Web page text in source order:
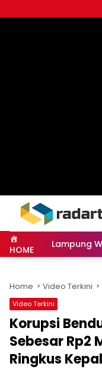
to
HOME Lampung
Home Video Terkini
Video Terkini
Korupsi
Sebesar Rp2
Ringkus